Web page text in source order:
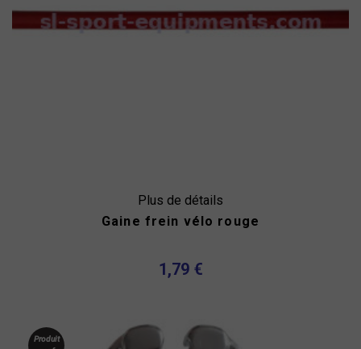
Plus de détails
Gaine frein vélo rouge
1,79 €
Produit